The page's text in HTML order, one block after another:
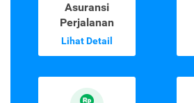
Asuransi
Perjalanan
Lihat Detail